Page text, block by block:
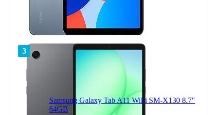
3
Samsung Galaxy Tab A11 WiFi SM-X130 8.7"
64GB